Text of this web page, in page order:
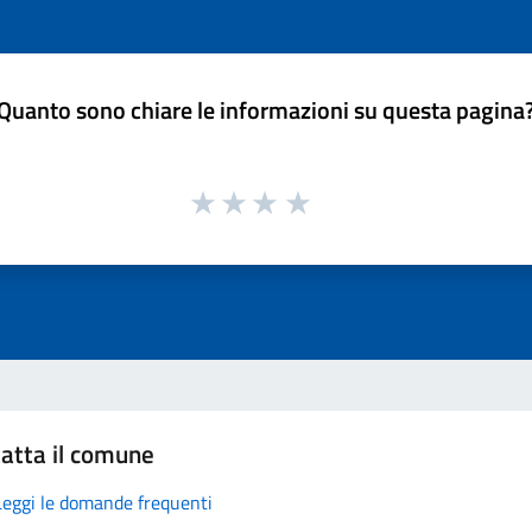
sono chiare le informazioni su questa
il comune
le domande frequenti